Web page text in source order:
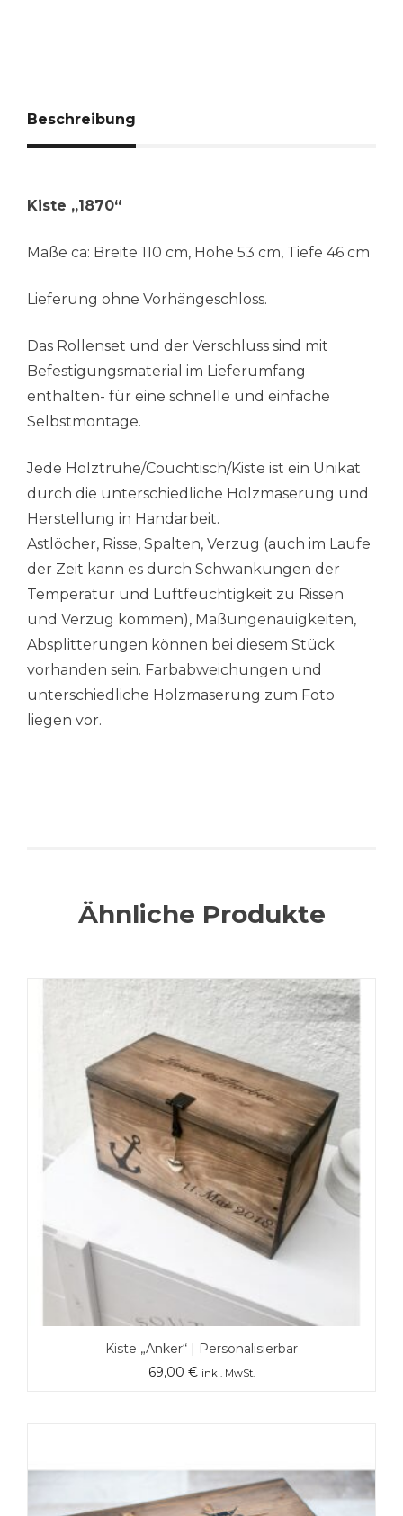
Beschreibung
Kiste „1870“
Maße ca: Breite 110 cm, Höhe 53 cm, Tiefe 46 cm
Lieferung ohne Vorhängeschloss.
Das Rollenset und der Verschluss sind mit
Befestigungsmaterial im Lieferumfang
enthalten- für eine schnelle und einfache
Selbstmontage.
Jede Holztruhe/Couchtisch/Kiste ist ein Unikat
durch die unterschiedliche Holzmaserung und
Herstellung in Handarbeit.
Astlöcher, Risse, Spalten, Verzug (auch im Laufe
der Zeit kann es durch Schwankungen der
Temperatur und Luftfeuchtigkeit zu Rissen
und Verzug kommen), Maßungenauigkeiten,
Absplitterungen können bei diesem Stück
vorhanden sein. Farbabweichungen und
unterschiedliche Holzmaserung zum Foto
liegen vor.
Ähnliche Produkte
Kiste „Anker“ | Personalisierbar
69,00 € inkl. MwSt.